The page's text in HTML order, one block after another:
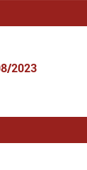
2023